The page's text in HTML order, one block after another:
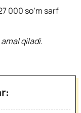
000 so’m sarf
qiladi.